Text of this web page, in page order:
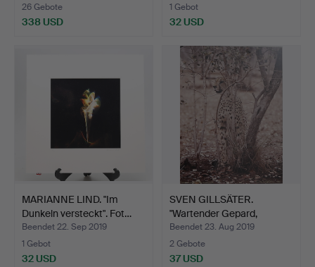
26 Gebote
338 USD
1 Gebot
32 USD
MARIANNE LIND. "Im
Dunkeln versteckt". Fot…
Beendet 22. Sep 2019
1 Gebot
32 USD
SVEN GILLSÄTER.
"Wartender Gepard,
Botswan…
Beendet 23. Aug 2019
2 Gebote
37 USD